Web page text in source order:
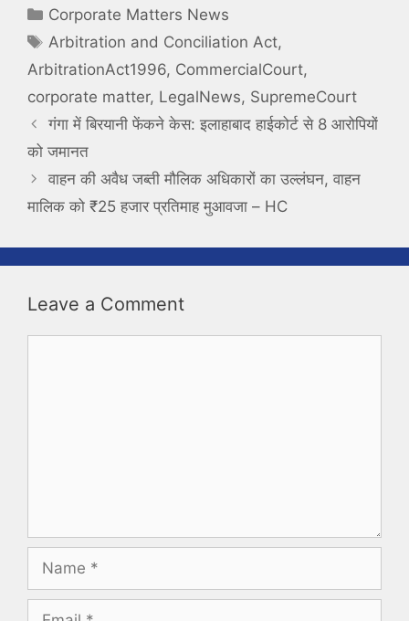
Categories
Corporate Matters News
Tags
Arbitration and Conciliation Act,
ArbitrationAct1996, CommercialCourt,
corporate matter, LegalNews, SupremeCourt
गंगा में बिरयानी फेंकने केस: इलाहाबाद हाईकोर्ट से 8 आरोपियों
को जमानत
वाहन की अवैध जब्ती मौलिक अधिकारों का उल्लंघन, वाहन
मालिक को ₹25 हजार प्रतिमाह मुआवजा – HC
Leave a Comment